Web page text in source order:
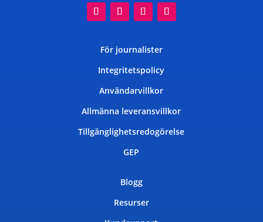
För journalister
Integritetspolicy
Användarvillkor
Allmänna leveransvillkor
Tillgänglighetsredogörelse
GEP
Blogg
Resurser